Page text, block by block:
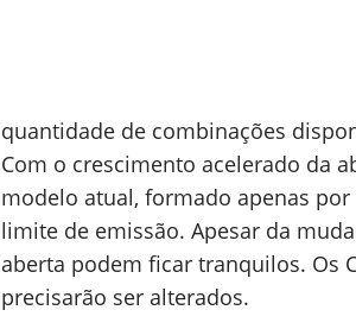
quantidade de combinações
Com o crescimento acelerado da
modelo atual, formado apenas
limite de emissão. Apesar da
aberta podem ficar tranquilos. Os
precisarão ser alterados.